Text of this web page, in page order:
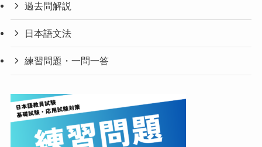
過去問解説
日本語文法
練習問題・一問一答